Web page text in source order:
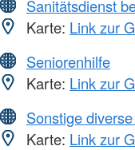
Sanitätsdienst
Karte: Link zur
Seniorenhilfe
Karte: Link zur
Sonstige
Karte: Link zur